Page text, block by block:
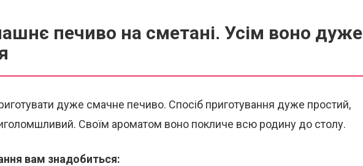
печиво на сметані. Усім воно дуже
дуже смачне печиво. Спосіб приготування дуже простий,
Своїм ароматом воно покличе всю родину до столу.
вам знадобиться: